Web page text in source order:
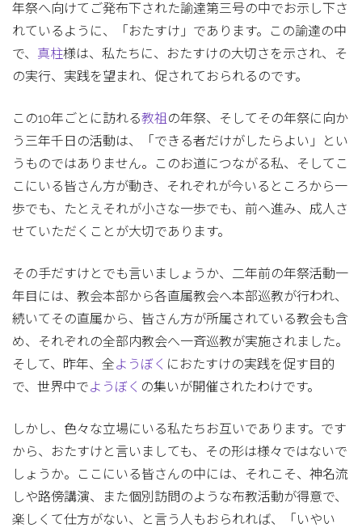
年祭へ向けてご発布下された諭達第三号の中でお示し下さ
れているように、「おたすけ」であります。この諭達の中
で、 真柱様は、私たちに、おたすけの大切さを示され、そ
の実行、実践を望まれ、促されておられるのです。
この10年ごとに訪れる教祖 の年祭、そしてその年祭に向か
う三年千日の活動は、「できる者だけがしたらよい」とい
うものではありません。このお道につながる私、そしてこ
こにいる皆さん方が動き、それぞれが今いるところから一
歩でも、たとえそれが小さな一歩でも、前へ進み、成人さ
せていただくことが大切であります。
その手だすけとでも言いましょうか、二年前の年祭活動一
年目には、教会本部から各直属教会へ本部巡教が行われ、
続いてその直属から、皆さん方が所属されている教会も含
め、それぞれの全部内教会へ一斉巡教が実施されました。
そして、昨年、全ようぼく におたすけの実践を促す目的
で、世界中でようぼく の集いが開催されたわけです。
しかし、色々な立場にいる私たちお互いであります。です
から、おたすけと言いましても、その形は様々ではないで
しょうか。ここにいる皆さんの中には、それこそ、神名流
しや路傍講演、また個別訪問のような布教活動が得意で、
楽しくて仕方がない、と言う人もおられれば、「いやい